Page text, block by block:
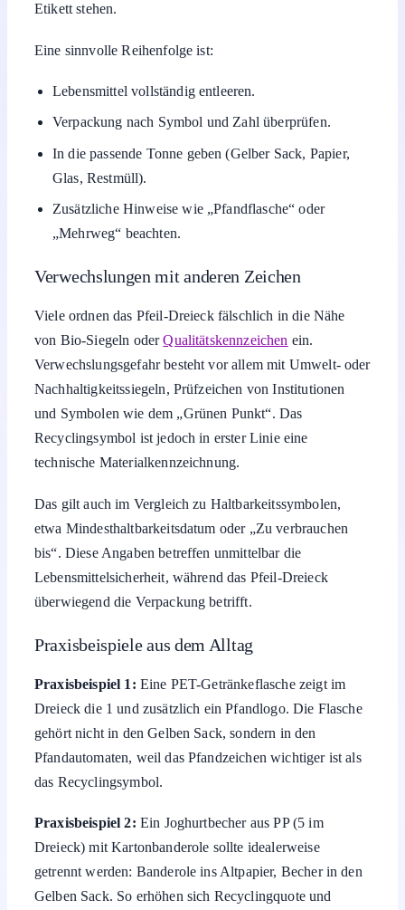
Etikett stehen.
Eine sinnvolle Reihenfolge ist:
Lebensmittel vollständig entleeren.
Verpackung nach Symbol und Zahl überprüfen.
In die passende Tonne geben (Gelber Sack, Papier,
Glas, Restmüll).
Zusätzliche Hinweise wie „Pfandflasche“ oder
„Mehrweg“ beachten.
Verwechslungen mit anderen Zeichen
Viele ordnen das Pfeil-Dreieck fälschlich in die Nähe
von Bio-Siegeln oderQualitätskennzeichen ein.
Verwechslungsgefahr besteht vor allem mit Umwelt- oder
Nachhaltigkeitssiegeln, Prüfzeichen von Institutionen
und Symbolen wie dem „Grünen Punkt“. Das
Recyclingsymbol ist jedoch in erster Linie eine
technische Materialkennzeichnung.
Das gilt auch im Vergleich zu Haltbarkeitssymbolen,
etwa Mindesthaltbarkeitsdatum oder „Zu verbrauchen
bis“. Diese Angaben betreffen unmittelbar die
Lebensmittelsicherheit, während das Pfeil-Dreieck
überwiegend die Verpackung betrifft.
Praxisbeispiele aus dem Alltag
Praxisbeispiel 1: Eine PET-Getränkeflasche zeigt im
Dreieck die 1 und zusätzlich ein Pfandlogo. Die Flasche
gehört nicht in den Gelben Sack, sondern in den
Pfandautomaten, weil das Pfandzeichen wichtiger ist als
das Recyclingsymbol.
Praxisbeispiel 2: Ein Joghurtbecher aus PP (5 im
Dreieck) mit Kartonbanderole sollte idealerweise
getrennt werden: Banderole ins Altpapier, Becher in den
Gelben Sack. So erhöhen sich Recyclingquote und